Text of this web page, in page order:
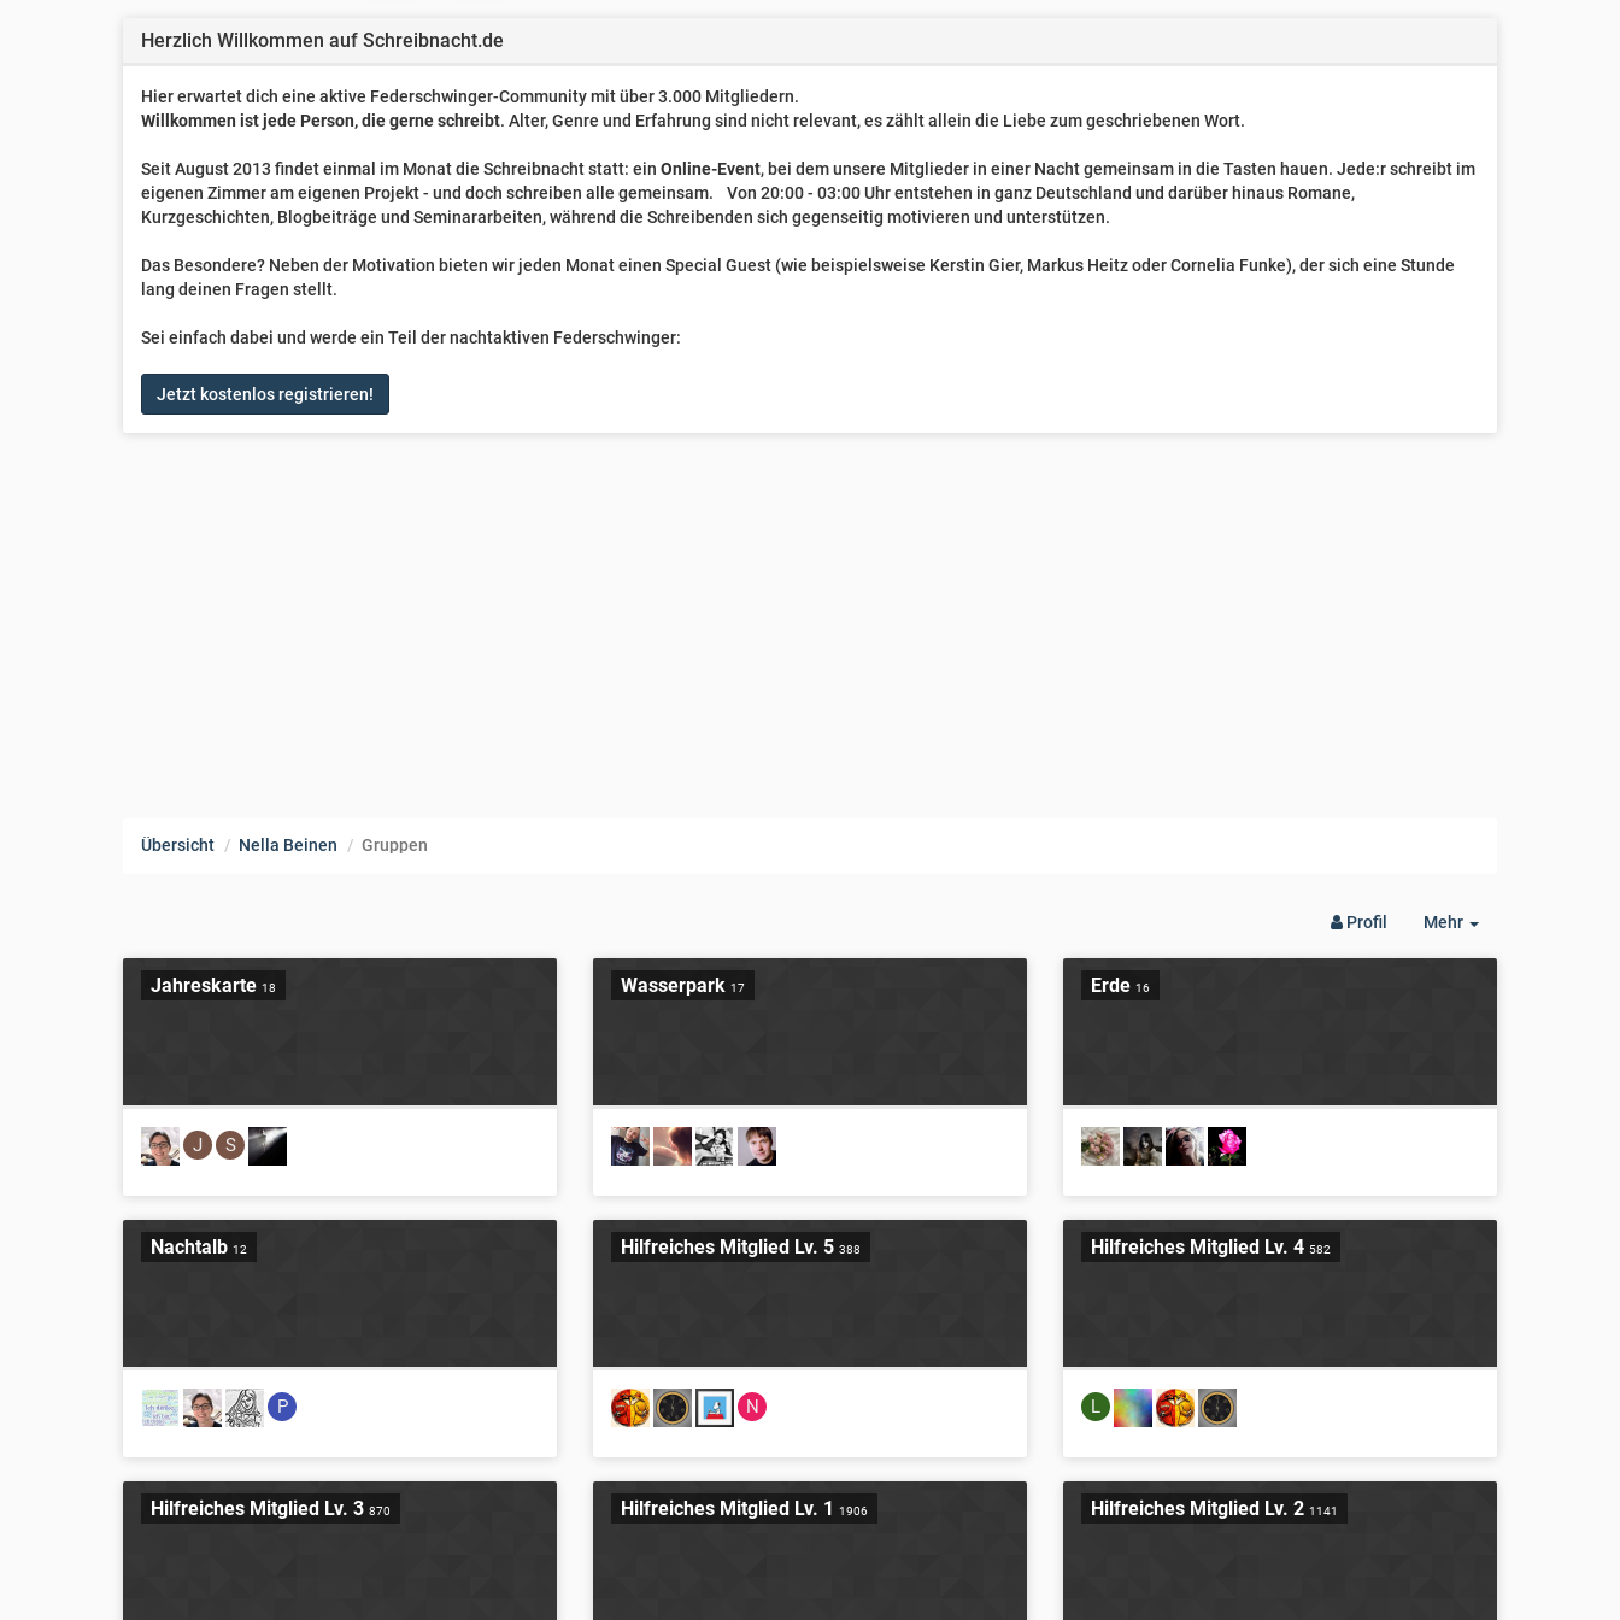
Herzlich Willkommen auf Schreibnacht.de
Hier erwartet dich eine aktive Federschwinger-Community mit über 3.000 Mitgliedern.
Willkommen ist jede Person, die gerne schreibt. Alter, Genre und Erfahrung sind nicht relevant, es zählt allein die Liebe zum geschriebenen Wort.
Seit August 2013 findet einmal im Monat die Schreibnacht statt: ein Online-Event, bei dem unsere Mitglieder in einer Nacht gemeinsam in die Tasten hauen. Jede:r schreibt im
eigenen Zimmer am eigenen Projekt - und doch schreiben alle gemeinsam. Von 20:00 - 03:00 Uhr entstehen in ganz Deutschland und darüber hinaus Romane,
Kurzgeschichten, Blogbeiträge und Seminararbeiten, während die Schreibenden sich gegenseitig motivieren und unterstützen.
Das Besondere? Neben der Motivation bieten wir jeden Monat einen Special Guest (wie beispielsweise Kerstin Gier, Markus Heitz oder Cornelia Funke), der sich eine Stunde
lang deinen Fragen stellt.
Sei einfach dabei und werde ein Teil der nachtaktiven Federschwinger:
Jetzt kostenlos registrieren!
Übersicht Nella Beinen Gruppen
Mehr
Toggle
Profil
Jahreskarte 18
J S
Wasserpark 17 Erde 16
Nachtalb 12
P
Hilfreiches Mitglied Lv. 5 388
N
Hilfreiches Mitglied Lv. 4 582
L
Hilfreiches Mitglied Lv. 3 870 Hilfreiches Mitglied Lv. 1 1906 Hilfreiches Mitglied Lv. 2 1141